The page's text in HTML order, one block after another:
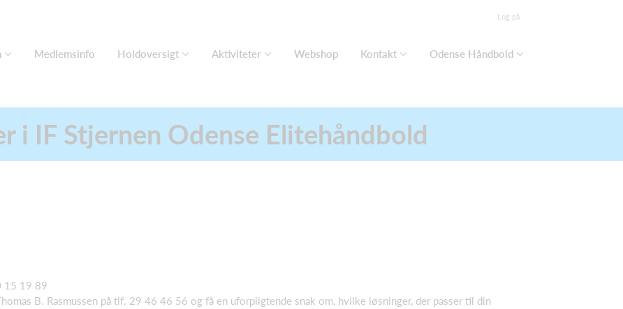
Log på
Medlemsinfo Holdoversigt Aktiviteter Webshop Kontakt Odense Håndbold
i IF Stjernen Odense Elitehåndbold
15 19 89
B. Rasmussen på tlf. 29 46 46 56 og få en uforpligtende snak om, hvilke løsninger, der passer til din